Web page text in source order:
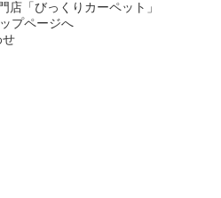
店「びっくりカーペット」
せ